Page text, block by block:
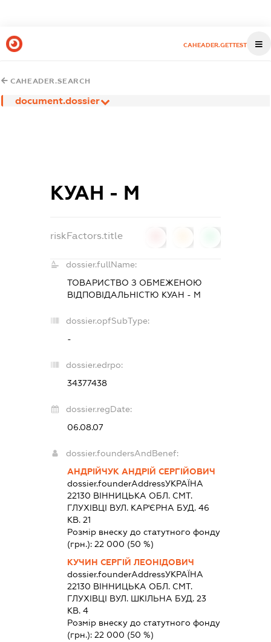
CAHEADER.GETTEST
CAHEADER.SEARCH
document.dossier
КУАН - М
riskFactors.title
dossier.fullName:
ТОВАРИСТВО З ОБМЕЖЕНОЮ
ВІДПОВІДАЛЬНІСТЮ КУАН - М
dossier.opfSubType:
-
dossier.edrpo:
34377438
dossier.regDate:
06.08.07
dossier.foundersAndBenef:
АНДРІЙЧУК АНДРІЙ СЕРГІЙОВИЧ
dossier.founderAddressУКРАЇНА
22130 ВIННИЦЬКА ОБЛ. СМТ.
ГЛУХІВЦІ ВУЛ. КАР'ЄРНА БУД. 46
КВ. 21
Розмір внеску до статутного фонду
(грн.):22 000 (50 %)
КУЧИН СЕРГІЙ ЛЕОНІДОВИЧ
dossier.founderAddressУКРАЇНА
22130 ВIННИЦЬКА ОБЛ. СМТ.
ГЛУХІВЦІ ВУЛ. ШКІЛЬНА БУД. 23
КВ. 4
Розмір внеску до статутного фонду
(грн.):22 000 (50 %)